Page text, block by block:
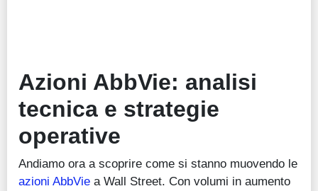
Azioni AbbVie: analisi
tecnica e strategie
operative
Andiamo ora a scoprire come si stanno muovendo le
azioni AbbVie a Wall Street. Con volumi in aumento